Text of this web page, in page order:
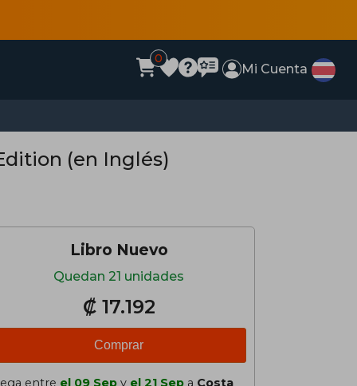
0
Mi Cuenta
(en Inglés)
Libro Nuevo
Quedan 21 unidades
₡ 17.192
Comprar
entre el 09 Sep y el 21 Sep a Costa